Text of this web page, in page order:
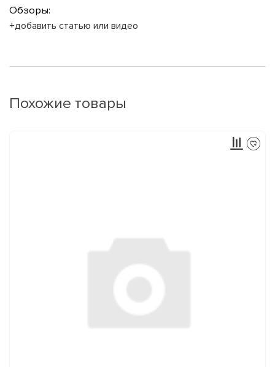
Обзоры:
+добавить статью или видео
Похожие товары